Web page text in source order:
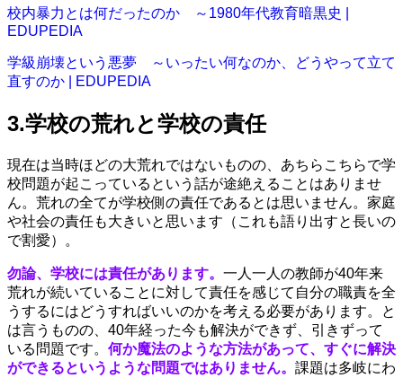
校内暴力とは何だったのか ～1980年代教育暗黒史 |
EDUPEDIA
学級崩壊という悪夢 ～いったい何なのか、どうやって立て
直すのか | EDUPEDIA
3.学校の荒れと学校の責任
現在は当時ほどの大荒れではないものの、あちらこちらで学
校問題が起こっているという話が途絶えることはありませ
ん。荒れの全てが学校側の責任であるとは思いません。家庭
や社会の責任も大きいと思います（これも語り出すと長いの
で割愛）。
勿論、学校には責任があります。 一人一人の教師が40年来
荒れが続いていることに対して責任を感じて自分の職責を全
うするにはどうすればいいのかを考える必要があります。と
は言うものの、40年経った今も解決ができず、引きずって
いる問題です。 何か魔法のような方法があって、すぐに解決
ができるというような問題ではありません。 課題は多岐にわ